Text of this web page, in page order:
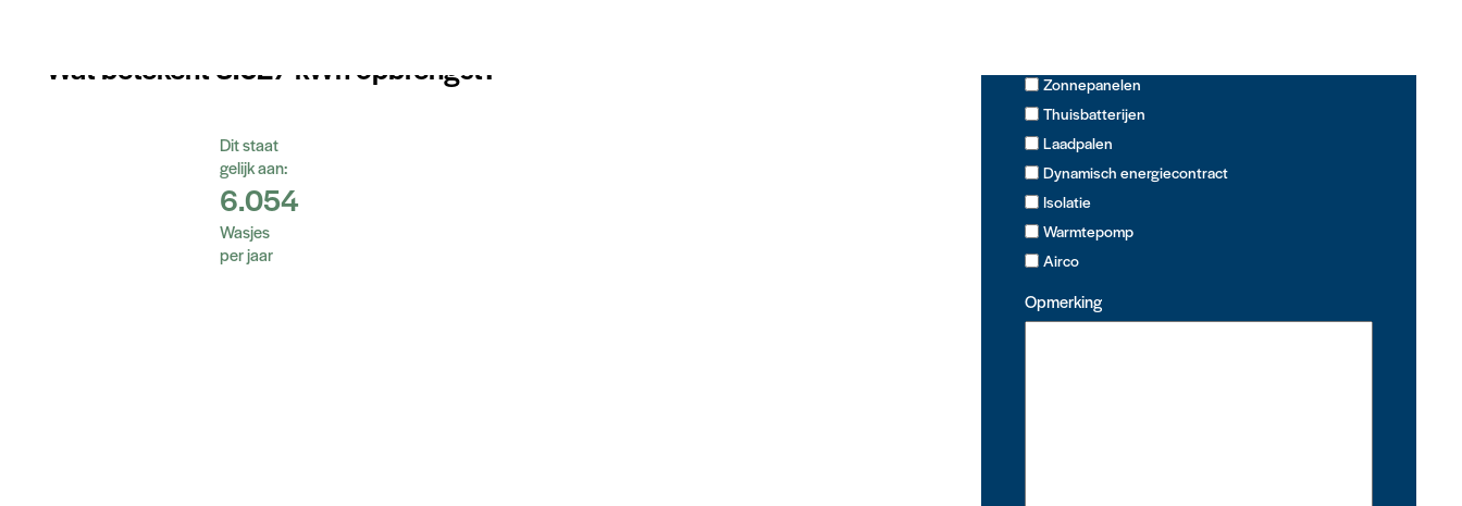
Wat betekent 3.027 kWh opbrengst?
Dit staat
gelijk aan:
6.054
Wasjes
per jaar
Zonnepanelen
Thuisbatterijen
Laadpalen
Dynamisch energiecontract
Isolatie
Warmtepomp
Airco
Opmerking